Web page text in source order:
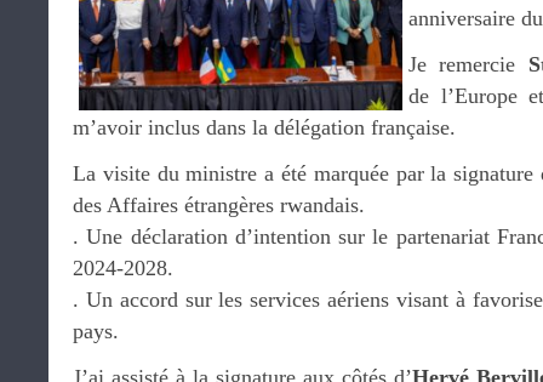
anniversaire
Je remercie
de l’Europe
m’avoir inclus dans la délégation française.
La visite du ministre a été marquée par la signature
des Affaires étrangères rwandais.
. Une déclaration d’intention sur le partenariat
2024-2028.
. Un accord sur les services aériens visant à
pays.
J’ai assisté à la signature aux côtés d’Hervé